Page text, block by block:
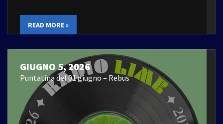
READ MORE »
GIUGNO 5, 2026
Puntatina del 01 giugno – Rebus